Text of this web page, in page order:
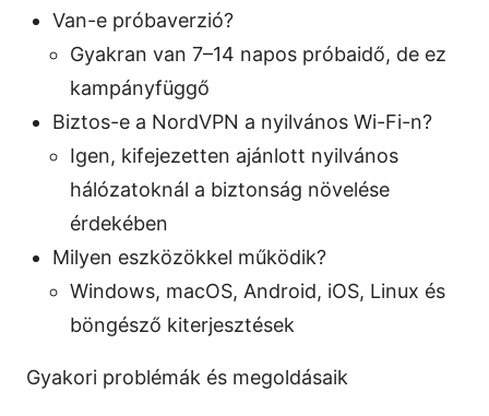
Van-e próbaverzió?
Gyakran van 7–14 napos próbaidő, de ez
kampányfüggő
Biztos-e a NordVPN a nyilvános Wi-Fi-n?
Igen, kifejezetten ajánlott nyilvános
hálózatoknál a biztonság növelése
érdekében
Milyen eszközökkel működik?
Windows, macOS, Android, iOS, Linux és
böngésző kiterjesztések
Gyakori problémák és megoldásaik